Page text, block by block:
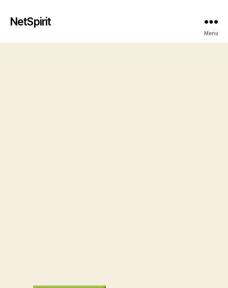
NetSpirit
Menu